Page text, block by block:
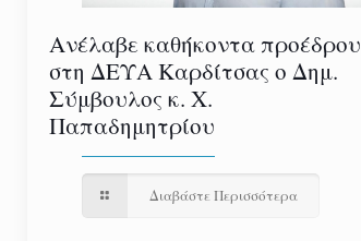
Ανέλαβε καθήκοντα προέδρου
στη ΔΕΥΑ Καρδίτσας ο Δημ.
Σύμβουλος κ. Χ.
Παπαδημητρίου
Διαβάστε Περισσότερα